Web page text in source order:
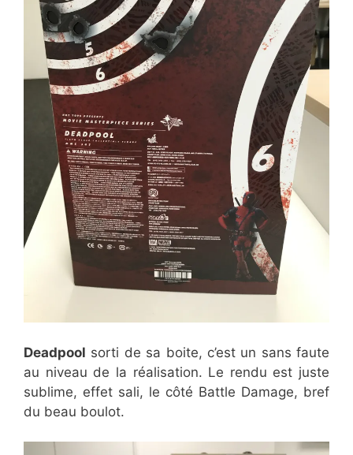
Deadpool sorti de sa boite, c’est un sans faute
au niveau de la réalisation. Le rendu est juste
sublime, effet sali, le côté Battle Damage, bref
du beau boulot.